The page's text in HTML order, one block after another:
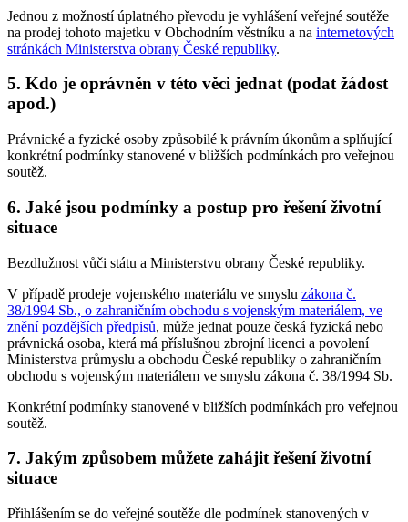
Jednou z možností úplatného převodu je vyhlášení veřejné soutěže
na prodej tohoto majetku v Obchodním věstníku a na internetových
stránkách Ministerstva obrany České republiky.
5. Kdo je oprávněn v této věci jednat (podat žádost
apod.)
Právnické a fyzické osoby způsobilé k právním úkonům a splňující
konkrétní podmínky stanovené v bližších podmínkách pro veřejnou
soutěž.
6. Jaké jsou podmínky a postup pro řešení životní
situace
Bezdlužnost vůči státu a Ministerstvu obrany České republiky.
V případě prodeje vojenského materiálu ve smyslu zákona č.
38/1994 Sb., o zahraničním obchodu s vojenským materiálem, ve
znění pozdějších předpisů, může jednat pouze česká fyzická nebo
právnická osoba, která má příslušnou zbrojní licenci a povolení
Ministerstva průmyslu a obchodu České republiky o zahraničním
obchodu s vojenským materiálem ve smyslu zákona č. 38/1994 Sb.
Konkrétní podmínky stanovené v bližších podmínkách pro veřejnou
soutěž.
7. Jakým způsobem můžete zahájit řešení životní
situace
Přihlášením se do veřejné soutěže dle podmínek stanovených v